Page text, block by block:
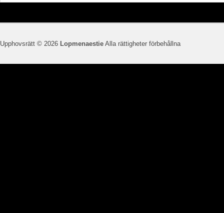
Upphovsrätt © 2026 Lopmenaestie Alla rättigheter förbehållna